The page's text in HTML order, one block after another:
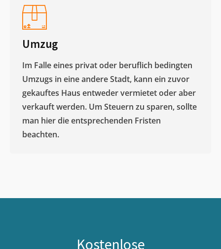
Umzug
Im Falle eines privat oder beruflich bedingten
Umzugs in eine andere Stadt, kann ein zuvor
gekauftes Haus entweder vermietet oder aber
verkauft werden. Um Steuern zu sparen, sollte
man hier die entsprechenden Fristen
beachten.
Kostenlose